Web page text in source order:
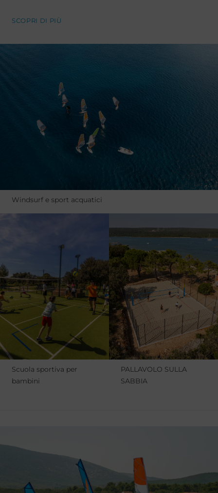
SCOPRI DI PIÙ
Windsurf e sport acquatici
Scuola sportiva per
bambini
PALLAVOLO SULLA
SABBIA